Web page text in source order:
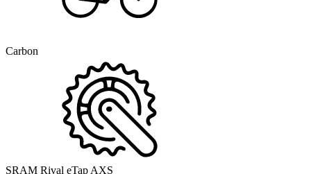
Carbon
SRAM Rival eTap AXS